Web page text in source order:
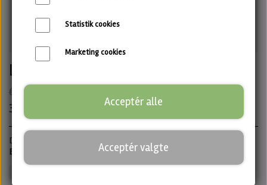
La Luna · Double IPA fra SanFrutos
60,00 kr.
30,00 kr.
Double IPA · ABV: 7,9% · Dåse: 44 cl.
Best before 01/07/2026 - Men stadig god efter
Statistik cookies
Marketing cookies
Acceptér alle
Acceptér valgte